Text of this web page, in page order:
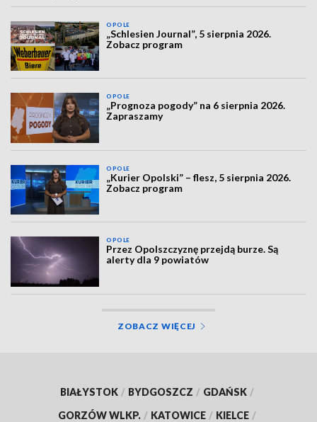
OPOLE
„Schlesien Journal”, 5 sierpnia 2026.
Zobacz program
OPOLE
„Prognoza pogody” na 6 sierpnia 2026.
Zapraszamy
OPOLE
„Kurier Opolski” – flesz, 5 sierpnia 2026.
Zobacz program
OPOLE
Przez Opolszczyznę przejdą burze. Są
alerty dla 9 powiatów
ZOBACZ WIĘCEJ
BIAŁYSTOK / BYDGOSZCZ / GDAŃSK /
GORZÓW WLKP. / KATOWICE / KIELCE /